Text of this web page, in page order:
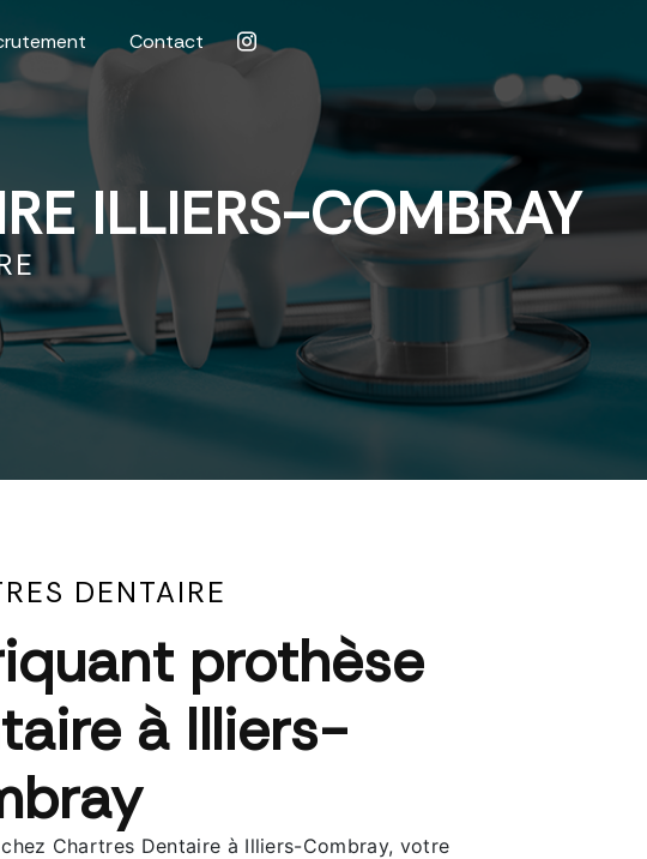
Contact
ILLIERS-COMBRAY
DENTAIRE
prothèse
à Illiers-
chez Chartres Dentaire à Illiers-Combray, votre